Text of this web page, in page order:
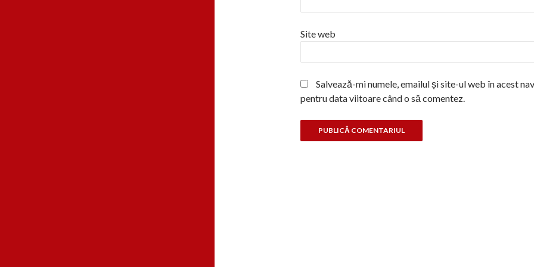
Site web
Salvează-mi numele, emailul și site-ul web în acest
pentru data viitoare când o să comentez.